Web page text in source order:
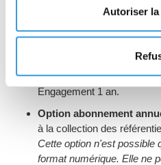
Autoriser
Accès illimité en ligne
versions ultérieures à
Pas d'impression, pas de
Lecture possible en mode
Engagement 1 an.
Option abonnement
à la collection des
Cette option n'est possible
format numérique. Elle ne